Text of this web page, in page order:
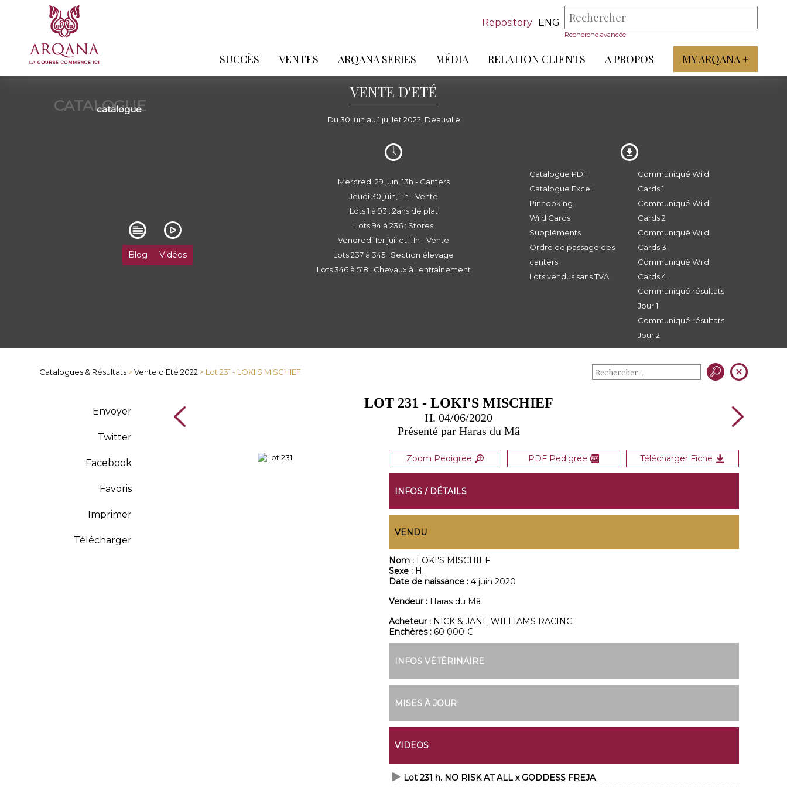
Repository ENG
Recherche avancée
SUCCÈS VENTES ARQANA SERIES MÉDIA RELATION CLIENTS A PROPOS MY ARQANA +
CATALOGUE
catalogue
VENTE D'ETÉ
Du 30 juin au 1 juillet 2022, Deauville
Blog Vidéos
Mercredi 29 juin, 13h - Canters
Jeudi 30 juin, 11h - Vente
Lots 1 à 93 : 2ans de plat
Lots 94 à 236 : Stores
Vendredi 1er juillet, 11h - Vente
Lots 237 à 345 : Section élevage
Lots 346 à 518 : Chevaux à l'entraînement
Catalogue PDF
Catalogue Excel
Pinhooking
Wild Cards
Suppléments
Ordre de passage des
canters
Lots vendus sans TVA
Communiqué Wild
Cards 1
Communiqué Wild
Cards 2
Communiqué Wild
Cards 3
Communiqué Wild
Cards 4
Communiqué résultats
Jour 1
Communiqué résultats
Jour 2
Catalogues & Résultats >Vente d'Eté 2022 > Lot 231 - LOKI'S MISCHIEF
Envoyer
Twitter
Facebook
Favoris
Imprimer
Télécharger
LOT 231 - LOKI'S MISCHIEF
H. 04/06/2020
Présenté par Haras du Mâ
Zoom Pedigree PDF Pedigree Télécharger Fiche
INFOS / DÉTAILS
VENDU
Nom : LOKI'S MISCHIEF
Sexe : H.
Date de naissance : 4 juin 2020
Vendeur : Haras du Mâ
Acheteur : NICK & JANE WILLIAMS RACING
Enchères : 60 000 €
INFOS VÉTÉRINAIRE
MISES À JOUR
VIDEOS
Lot 231 h. NO RISK AT ALL x GODDESS FREJA